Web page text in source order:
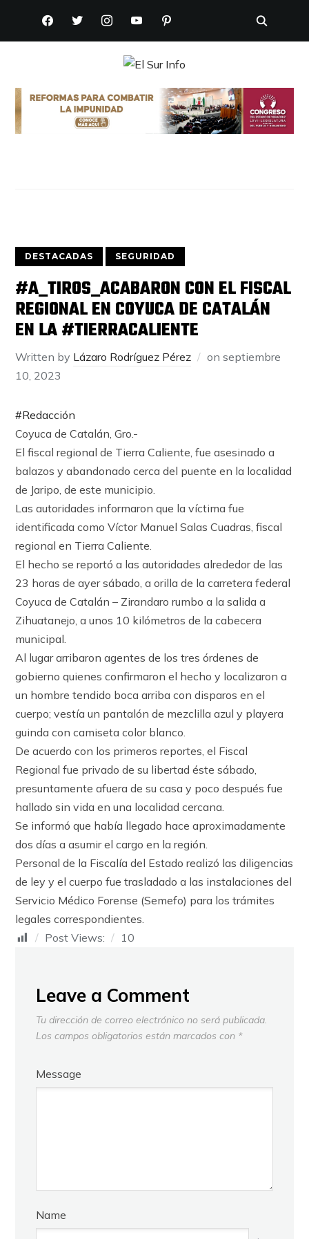
FACEBOOKTWITTERINSTAGRAMYOUTUBEPINTEREST
DESTACADAS SEGURIDAD
#A_TIROS_ACABARON CON EL FISCAL
REGIONAL EN COYUCA DE CATALÁN
EN LA #TIERRACALIENTE
Written by Lázaro Rodríguez Pérez onseptiembre
10, 2023
#Redacción
Coyuca de Catalán, Gro.-
El fiscal regional de Tierra Caliente, fue asesinado a
balazos y abandonado cerca del puente en la localidad
de Jaripo, de este municipio.
Las autoridades informaron que la víctima fue
identificada como Víctor Manuel Salas Cuadras, fiscal
regional en Tierra Caliente.
El hecho se reportó a las autoridades alrededor de las
23 horas de ayer sábado, a orilla de la carretera federal
Coyuca de Catalán – Zirandaro rumbo a la salida a
Zihuatanejo, a unos 10 kilómetros de la cabecera
municipal.
Al lugar arribaron agentes de los tres órdenes de
gobierno quienes confirmaron el hecho y localizaron a
un hombre tendido boca arriba con disparos en el
cuerpo; vestía un pantalón de mezclilla azul y playera
guinda con camiseta color blanco.
De acuerdo con los primeros reportes, el Fiscal
Regional fue privado de su libertad éste sábado,
presuntamente afuera de su casa y poco después fue
hallado sin vida en una localidad cercana.
Se informó que había llegado hace aproximadamente
dos días a asumir el cargo en la región.
Personal de la Fiscalía del Estado realizó las diligencias
de ley y el cuerpo fue trasladado a las instalaciones del
Servicio Médico Forense (Semefo) para los trámites
legales correspondientes.
Post Views:
10
Leave a Comment
Tu dirección de correo electrónico no será publicada.
Los campos obligatorios están marcados con *
Message
Name